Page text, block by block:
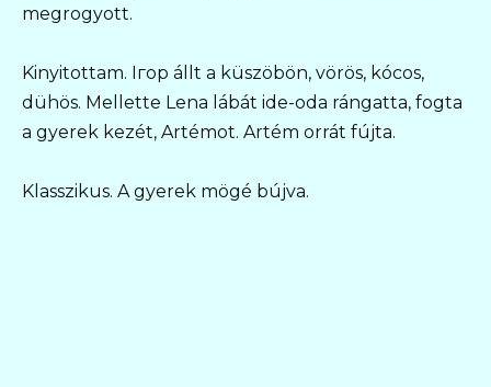
megrogyott.
Kinyitottam. Iгор állt a küszöbön, vörös, kócos,
dühös. Mellette Lena lábát ide-oda rángatta, fogta
a gyerek kezét, Artémot. Artém orrát fújta.
Klasszikus. A gyerek mögé bújva.